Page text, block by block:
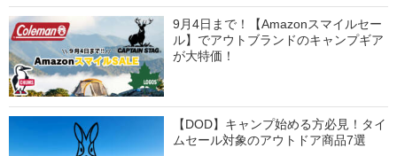
9月4日まで！【Amazonスマイルセー
ル】でアウトブランドのキャンプギア
が大特価！
【DOD】キャンプ始める方必見！タイ
ムセール対象のアウトドア商品7選